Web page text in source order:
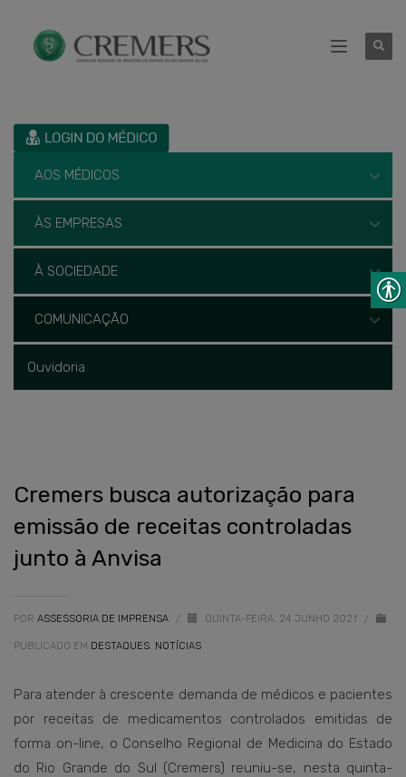
AOS MÉDICOS
ÀS EMPRESAS
À SOCIEDADE
COMUNICAÇÃO
Ouvidoria
Cremers busca autorização para
emissão de receitas controladas
junto à Anvisa
POR ASSESSORIA DE IMPRENSA / QUINTA-FEIRA, 24 JUNHO 2021 /
PUBLICADO EM DESTAQUES, NOTÍCIAS
Para atender à crescente demanda de médicos e pacientes
por receitas de medicamentos controlados emitidas de
forma on-line, o Conselho Regional de Medicina do Estado
do Rio Grande do Sul (Cremers) reuniu-se, nesta quinta-